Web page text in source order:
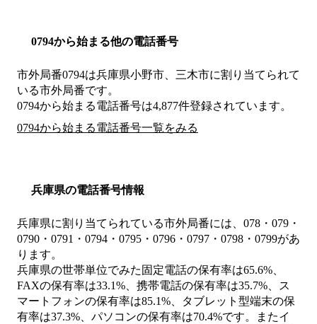
0794から始まる他の電話番号
市外局番0794は兵庫県小野市、三木市に割り当てられて
いる市外局番です。
0794から始まる電話番号は4,877件登録されています。
0794から始まる電話番号一覧をみる
兵庫県の電話番号情報
兵庫県に割り当てられている市外局番には、078・079・
0790・0791・0794・0795・0796・0797・0798・0799があ
ります。
兵庫県の世帯単位でみた固定電話の保有率は65.6%、
FAXの保有率は33.1%、携帯電話の保有率は35.7%、ス
マートフォンの保有率は85.1%、タブレット型端末の保
有率は37.3%、パソコンの保有率は70.4%です。またイ